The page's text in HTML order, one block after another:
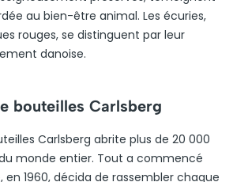
au bien-être animal. Les écuries,
rouges, se distinguent par leur
danoise.
bouteilles Carlsberg
Carlsberg abrite plus de 20 000
monde entier. Tout a commencé
en 1960, décida de rassembler chaque